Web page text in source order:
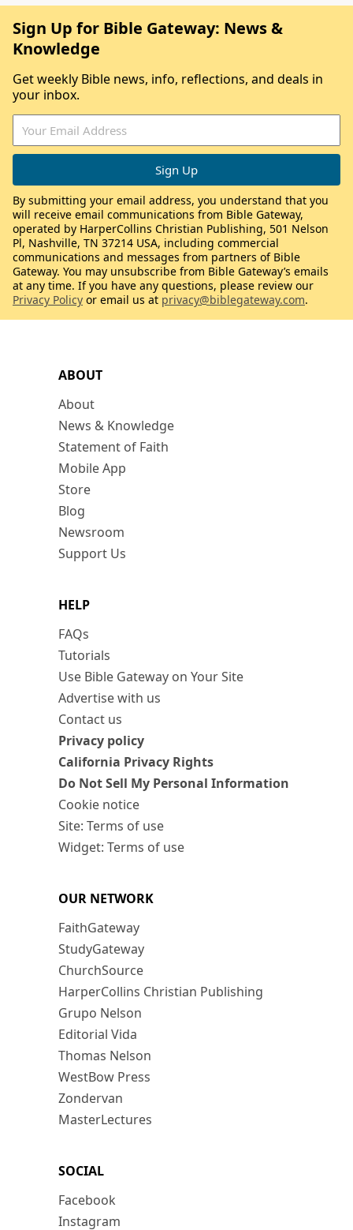
ABOUT
About
News & Knowledge
Statement of Faith
Mobile App
Store
Blog
Newsroom
Support Us
HELP
FAQs
Tutorials
Use Bible Gateway on Your Site
Advertise with us
Contact us
Privacy policy
California Privacy Rights
Do Not Sell My Personal Information
Cookie notice
Site: Terms of use
Widget: Terms of use
OUR NETWORK
FaithGateway
StudyGateway
ChurchSource
HarperCollins Christian Publishing
Grupo Nelson
Editorial Vida
Thomas Nelson
WestBow Press
Zondervan
MasterLectures
SOCIAL
Facebook
Instagram
Sign Up for Bible Gateway: News &
Knowledge
Get weekly Bible news, info, reflections, and deals in
your inbox.
By submitting your email address, you understand that you
will receive email communications from Bible Gateway,
operated by HarperCollins Christian Publishing, 501 Nelson
Pl, Nashville, TN 37214 USA, including commercial
communications and messages from partners of Bible
Gateway. You may unsubscribe from Bible Gateway’s emails
at any time. If you have any questions, please review our
Privacy Policy or email us at privacy@biblegateway.com.